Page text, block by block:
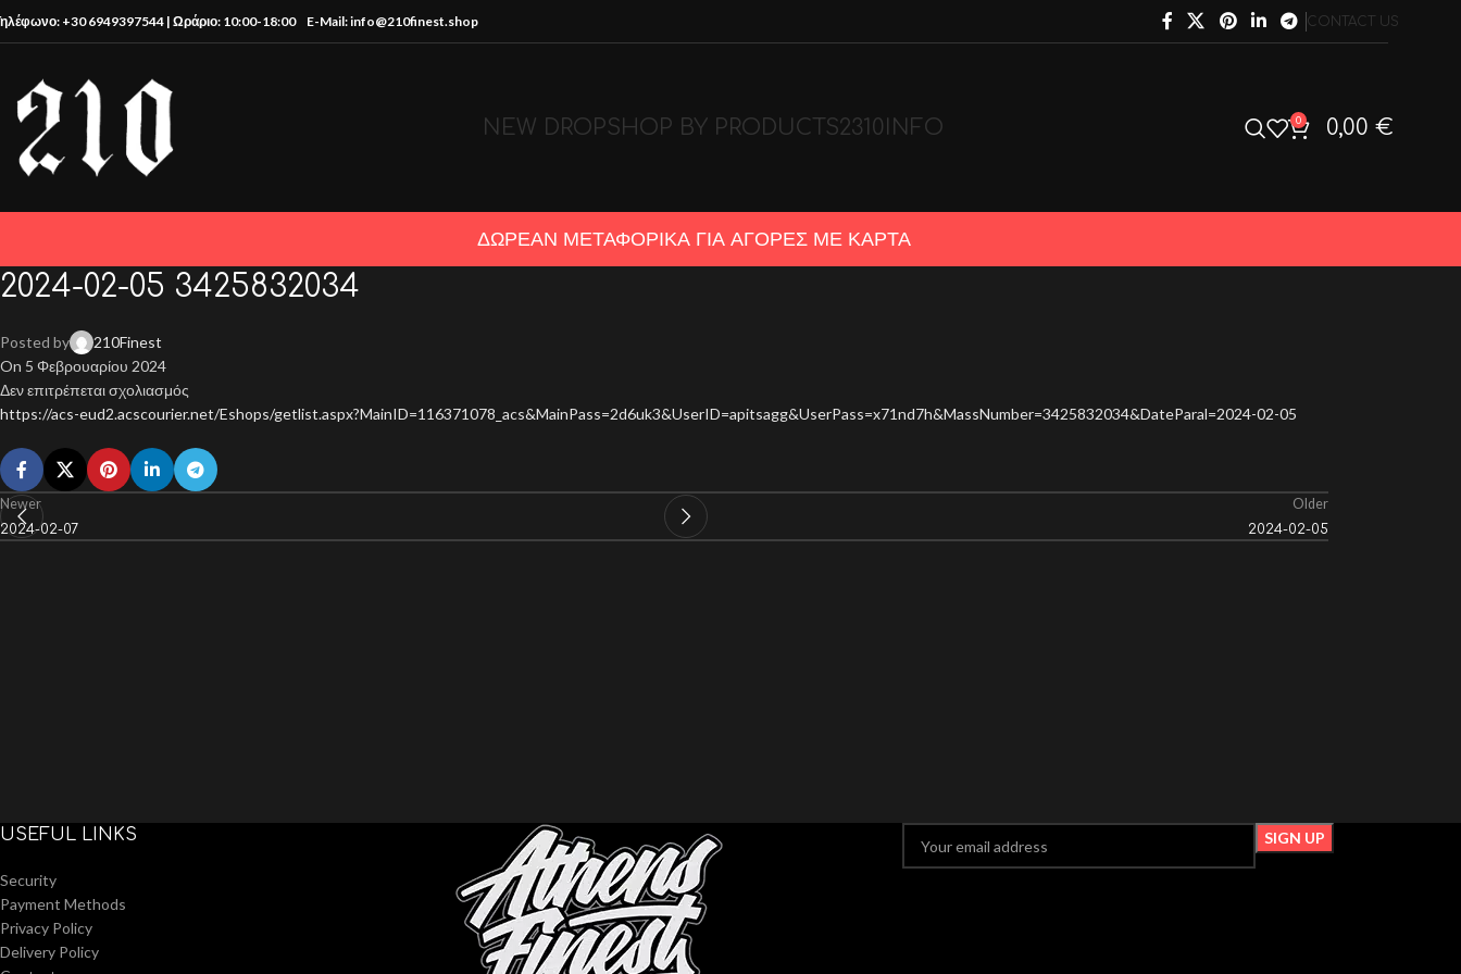
+30 6949397544 | Ωράριο: 10:00-18:00 E-Mail: info@210finest.shop CONTACT US
NEW DROPSHOP BY PRODUCTS2310 INFO 0 0,00 €
ΔΩΡΕΑΝ ΜΕΤΑΦΟΡΙΚΑ ΓΙΑ ΑΓΟΡΕΣ ΜΕ ΚΑΡΤΑ
2024-02-05 3425832034
Posted by
210Finest
On 5 Φεβρουαρίου 2024
Δεν επιτρέπεται σχολιασμός
https://acs-eud2.acscourier.net/Eshops/getlist.aspx?MainID=116371078_acs&MainPass=2d6uk3&UserID=apitsagg&UserPass=x71nd7h&MassNumber=3425832034&DateParal=2024-02-05
Newer
2024-02-07
Older
2024-02-05
USEFUL LINKS
Security
Payment Methods
Privacy Policy
Delivery Policy